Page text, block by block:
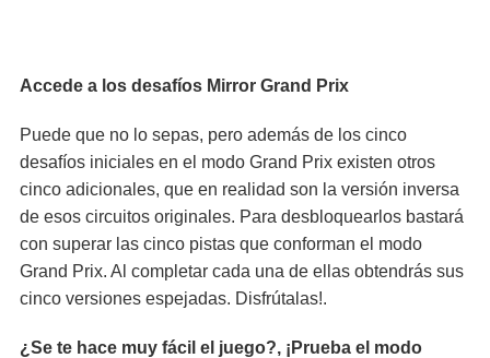
Accede a los desafíos Mirror Grand Prix
Puede que no lo sepas, pero además de los cinco
desafíos iniciales en el modo Grand Prix existen otros
cinco adicionales, que en realidad son la versión inversa
de esos circuitos originales. Para desbloquearlos bastará
con superar las cinco pistas que conforman el modo
Grand Prix. Al completar cada una de ellas obtendrás sus
cinco versiones espejadas. Disfrútalas!.
¿Se te hace muy fácil el juego?, ¡Prueba el modo